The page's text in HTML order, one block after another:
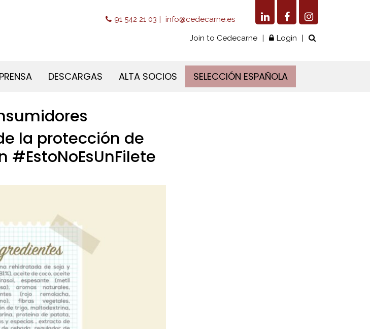
91 542 21 03 info@cedecarne.es
Join to Cedecarne Login
PRENSA DESCARGAS ALTA SOCIOS SELECCIÓN ESPAÑOLA
la protección de